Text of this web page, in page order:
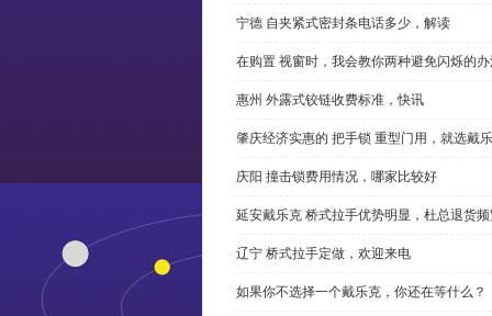
宁德 自夹紧式密封条电话多少，解读
在购置 视窗时，我会教你两种避免闪烁的
惠州 外露式铰链收费标准，快讯
肇庆经济实惠的 把手锁 重型门用，就选戴
庆阳 撞击锁费用情况，哪家比较好
延安戴乐克 桥式拉手优势明显，杜总退货
辽宁 桥式拉手定做，欢迎来电
如果你不选择一个戴乐克，你还在等什么？